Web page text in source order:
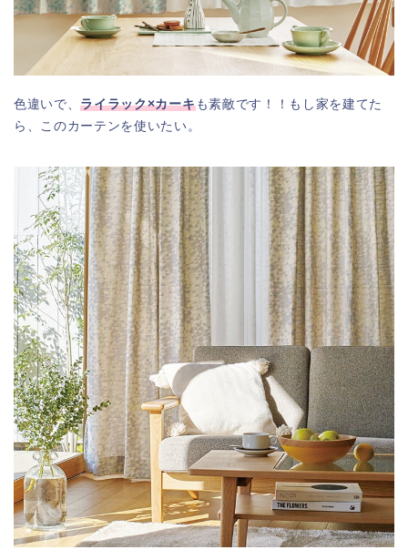
色違いで、ライラック×カーキも素敵です！！もし家を建てた
ら、このカーテンを使いたい。